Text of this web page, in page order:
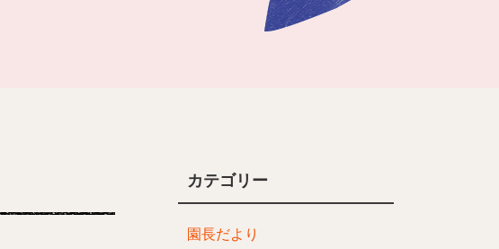
カテゴリー
園長だより